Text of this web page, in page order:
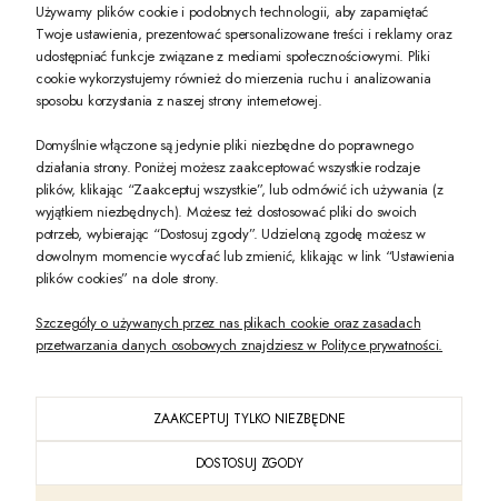
PREZENT DLA CIEBIE!
-10% na pierwsze zakupy na zeccoro.pl Gdy zapiszesz się do naszego
Twoje dane będą przetwarzane zgodnie z nasząpolityką prywatności
POKAŻ PEŁNĄ WERSJĘ STRONY
Używamy plików cookie i podobnych technologii, aby zapamiętać
Twoje ustawienia, prezentować spersonalizowane treści i reklamy oraz
udostępniać funkcje związane z mediami społecznościowymi. Pliki
cookie wykorzystujemy również do mierzenia ruchu i analizowania
sposobu korzystania z naszej strony internetowej.
Domyślnie włączone są jedynie pliki niezbędne do poprawnego
działania strony. Poniżej możesz zaakceptować wszystkie rodzaje
plików, klikając “Zaakceptuj wszystkie”, lub odmówić ich używania (z
wyjątkiem niezbędnych). Możesz też dostosować pliki do swoich
potrzeb, wybierając “Dostosuj zgody”. Udzieloną zgodę możesz w
dowolnym momencie wycofać lub zmienić, klikając w link “Ustawienia
plików cookies” na dole strony.
Szczegóły o używanych przez nas plikach cookie oraz zasadach
przetwarzania danych osobowych znajdziesz w Polityce prywatności.
ZAAKCEPTUJ TYLKO NIEZBĘDNE
DOSTOSUJ ZGODY